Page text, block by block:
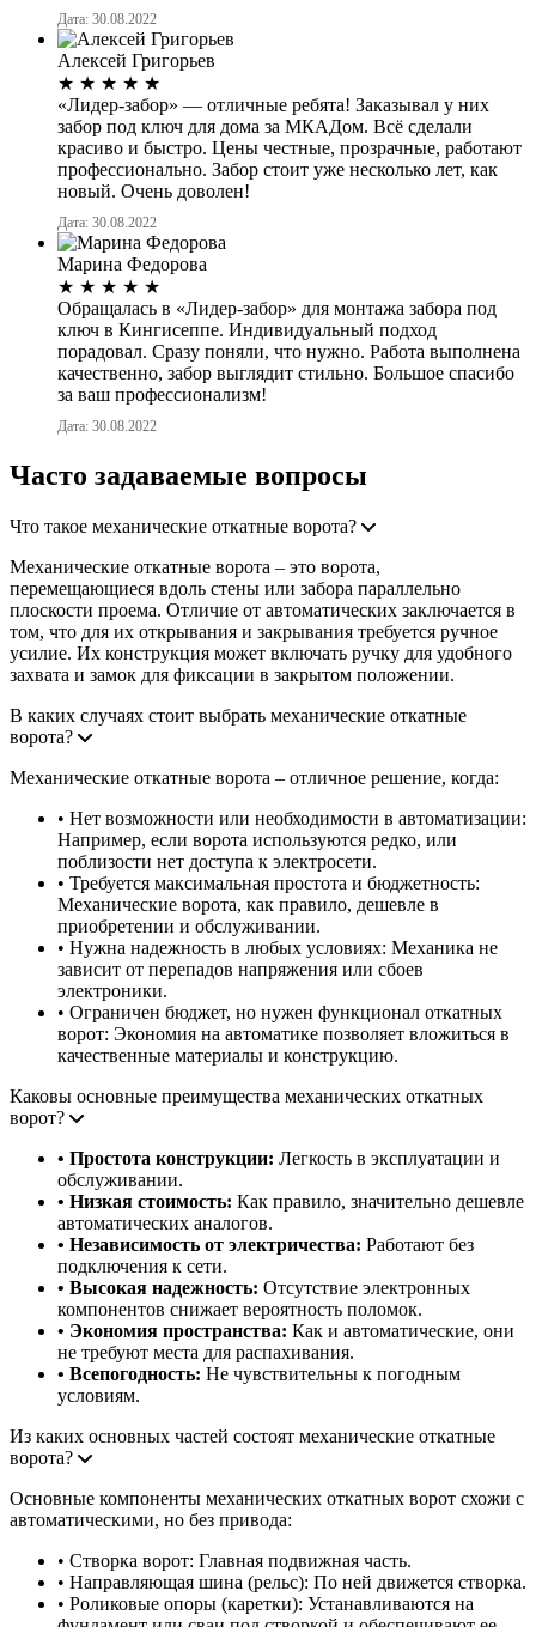
Дата: 30.08.2022
Алексей Григорьев
★ ★ ★ ★ ★
«Лидер-забор» — отличные ребята! Заказывал у них
забор под ключ для дома за МКАДом. Всё сделали
красиво и быстро. Цены честные, прозрачные, работают
профессионально. Забор стоит уже несколько лет, как
новый. Очень доволен!
Дата: 30.08.2022
Марина Федорова
★ ★ ★ ★ ★
Обращалась в «Лидер-забор» для монтажа забора под
ключ в Кингисеппе. Индивидуальный подход
порадовал. Сразу поняли, что нужно. Работа выполнена
качественно, забор выглядит стильно. Большое спасибо
за ваш профессионализм!
Дата: 30.08.2022
Часто задаваемые вопросы
Что такое механические откатные ворота?
Механические откатные ворота – это ворота,
перемещающиеся вдоль стены или забора параллельно
плоскости проема. Отличие от автоматических заключается в
том, что для их открывания и закрывания требуется ручное
усилие. Их конструкция может включать ручку для удобного
захвата и замок для фиксации в закрытом положении.
В каких случаях стоит выбрать механические откатные
ворота?
Механические откатные ворота – отличное решение, когда:
• Нет возможности или необходимости в автоматизации:
Например, если ворота используются редко, или
поблизости нет доступа к электросети.
• Требуется максимальная простота и бюджетность:
Механические ворота, как правило, дешевле в
приобретении и обслуживании.
• Нужна надежность в любых условиях: Механика не
зависит от перепадов напряжения или сбоев
электроники.
• Ограничен бюджет, но нужен функционал откатных
ворот: Экономия на автоматике позволяет вложиться в
качественные материалы и конструкцию.
Каковы основные преимущества механических откатных
ворот?
• Простота конструкции: Легкость в эксплуатации и
обслуживании.
• Низкая стоимость: Как правило, значительно дешевле
автоматических аналогов.
• Независимость от электричества: Работают без
подключения к сети.
• Высокая надежность: Отсутствие электронных
компонентов снижает вероятность поломок.
• Экономия пространства: Как и автоматические, они
не требуют места для распахивания.
• Всепогодность: Не чувствительны к погодным
условиям.
Из каких основных частей состоят механические откатные
ворота?
Основные компоненты механических откатных ворот схожи с
автоматическими, но без привода:
• Створка ворот: Главная подвижная часть.
• Направляющая шина (рельс): По ней движется створка.
• Роликовые опоры (каретки): Устанавливаются на